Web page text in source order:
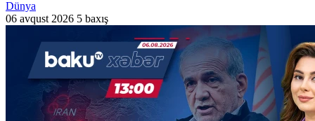
Dünya
06 avqust 2026 5 baxış